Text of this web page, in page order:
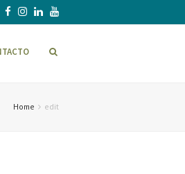
Home edit